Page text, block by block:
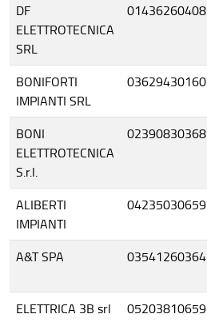
DF
ELETTROTECNICA
SRL
01436260408
BONIFORTI
IMPIANTI SRL
03629430160
BONI
ELETTROTECNICA
S.r.l.
02390830368
ALIBERTI
IMPIANTI
04235030659
A&T SPA
03541260364
ELETTRICA 3B srl
05203810659